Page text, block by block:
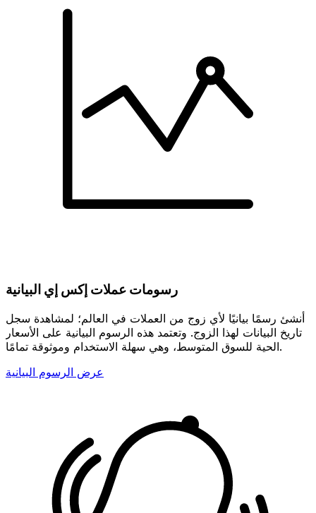
رسومات عملات إكس إي البيانية
أنشئ رسمًا بيانيًا لأي زوج من العملات في العالم؛ لمشاهدة سجل
تاريخ البيانات لهذا الزوج. وتعتمد هذه الرسوم البيانية على الأسعار
الحية للسوق المتوسط، وهي سهلة الاستخدام وموثوقة تمامًا.
عرض الرسوم البيانية